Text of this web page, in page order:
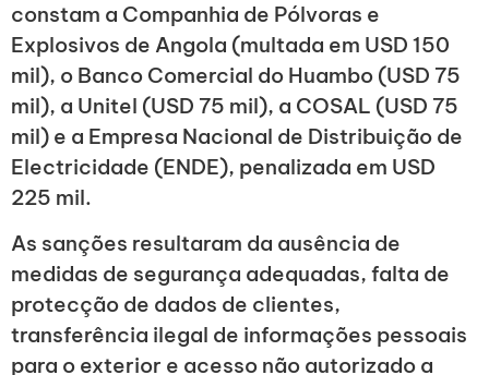
constam a Companhia de Pólvoras e
Explosivos de Angola (multada em USD 150
mil), o Banco Comercial do Huambo (USD 75
mil), a Unitel (USD 75 mil), a COSAL (USD 75
mil) e a Empresa Nacional de Distribuição de
Electricidade (ENDE), penalizada em USD
225 mil.
As sanções resultaram da ausência de
medidas de segurança adequadas, falta de
protecção de dados de clientes,
transferência ilegal de informações pessoais
para o exterior e acesso não autorizado a